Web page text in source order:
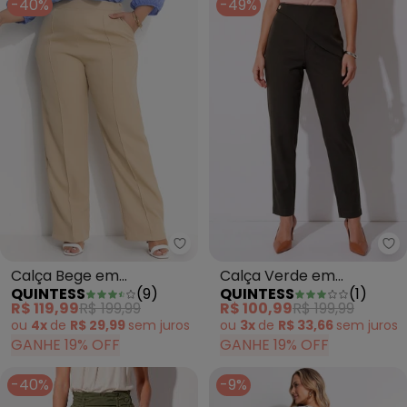
-40%
Quintess - Calça Bege em
Calça Bege em
Alfaiataria
QUINTESS (9)
R$ 119,99R$ 199,99
ou 4x de R$ 29,99 sem juros
GANHE 19% OFF
-49%
Calça Verde em
Alfaiataria
QUINTESS (1)
R$ 100,99R$ 199,99
ou 3x de R$ 33,66 sem juros
GANHE 19% OFF
-40%
-9%